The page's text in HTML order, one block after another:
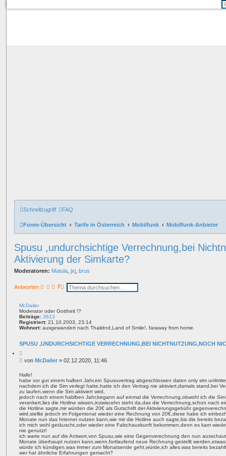
Schnellzugriff FAQ
Foren-Übersicht Tarife in Österreich Mobilfunk Mobilfunk-Anbieter
Spusu ,undurchsichtige Verrechnung,bei
Aktivierung der Simkarte?
Moderatoren: Matula jxj brus
Antworten
S
ei
e
r
S
c
h
Mr.Dailer
Moderator oder Gottheit !?
Beiträge: 3613
Registriert: 21.10.2003, 23:14
Wohnort: ausgewandert nach Thaildnd,Land of Smile!, faraway from home.
SPUSU ,UNDURCHSICHTIGE VERRECHNUNG,BEI NICHTNUTZUNG,NOCH
i
t
t
B
i
t
r
a
g
von Mr.Dailer » 02.12.2020, 11:46
Hallo!
habe vor gut einem halben Jahr,ein Spusuvertrag abgeschlossen daten only sim
nachdem ich die Sim verlegt hatte,hatte ich den Vertrag nie aktiviert,damals stand,bei
zu laufen,wenn die Sim aktiviert wird,
jedoch nach einem hablben Jahr,begann auf einmal die Verrechnung,obwohl ich die
verankert,lies die Hotline wissen,inzwiscehn steht da,das die Verrechnung,schon nach
die Hotline sagte,mir würden die 20€ als Gutschrift der Aktivierungsgebühr
wird,stellte jedoch im Folgemonat wieder eine Rechnung von 20€,diese habe ich
Monate nun das Internet nutzen kann,wie mir die Hotline auch sagte,bis die bereits
ich mich wohl getäuscht,oder wieder eine Falschauskunft bekommen,denn es kam
nie genutzt!
ich warte nun auf die Antwort,von Spusu,wie eine Gegenverechnung den nun
Monate überhaupt nutzen kann,wenn,fortlaufend neue Rechnung gestellt
würde ich kündigen,was immer zum Monatsende geht,würde,ich alles,was bereits
wer hat ähnliche Erfahrungen gemacht?